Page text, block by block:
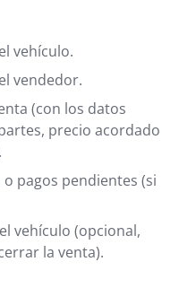
vehículo.
vendedor.
(con los datos
precio acordado
pagos pendientes (si
vehículo (opcional,
la venta).